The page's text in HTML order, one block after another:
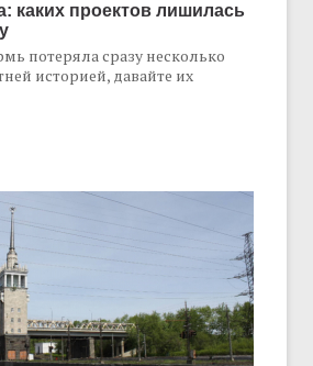
каких проектов лишилась
потеряла сразу несколько
историей, давайте их